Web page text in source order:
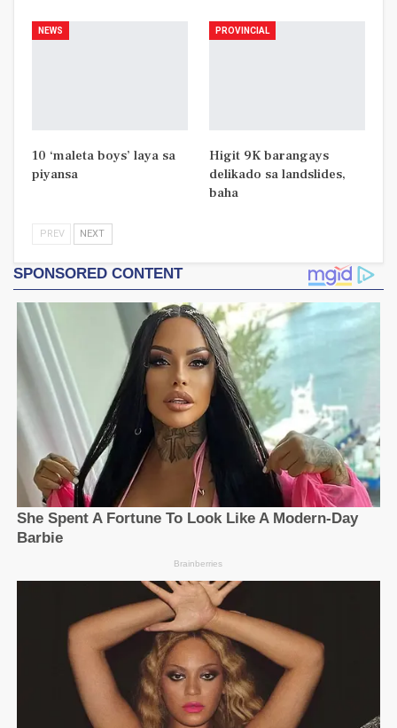
NEWS
10 ‘maleta boys’ laya sa
piyansa
PROVINCIAL
Higit 9K barangays
delikado sa landslides,
baha
PREV NEXT